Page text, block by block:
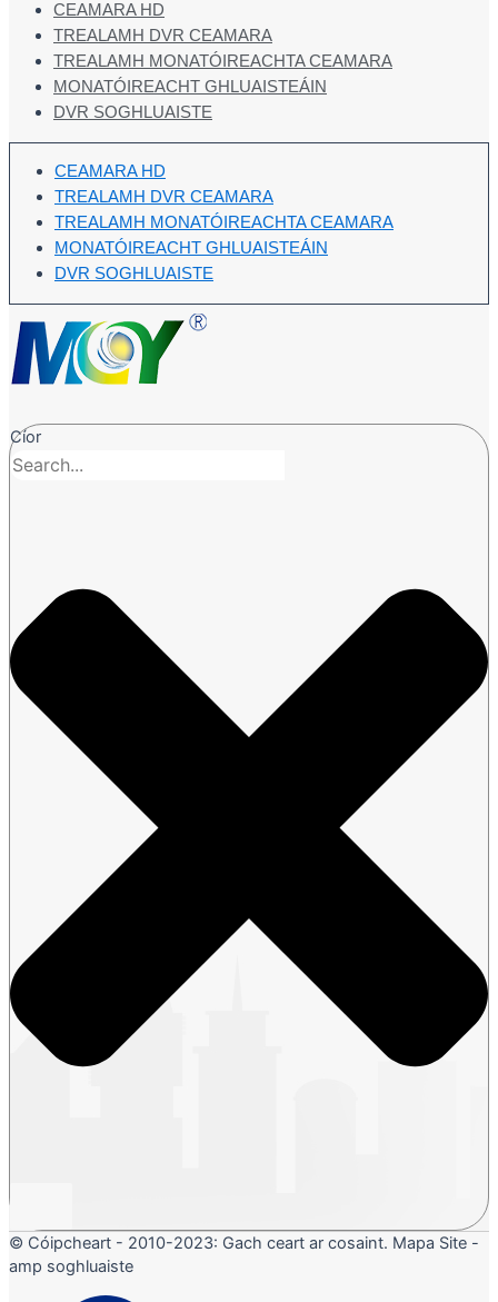
CEAMARA HD
TREALAMH DVR CEAMARA
TREALAMH MONATÓIREACHTA CEAMARA
MONATÓIREACHT GHLUAISTEÁIN
DVR SOGHLUAISTE
CEAMARA HD
TREALAMH DVR CEAMARA
TREALAMH MONATÓIREACHTA CEAMARA
MONATÓIREACHT GHLUAISTEÁIN
DVR SOGHLUAISTE
Cíor
© Cóipcheart - 2010-2023: Gach ceart ar cosaint. Mapa Site -
amp soghluaiste